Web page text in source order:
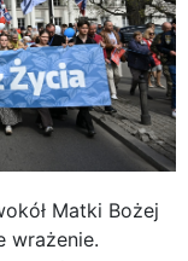
Matki Bożej
wrażenie.